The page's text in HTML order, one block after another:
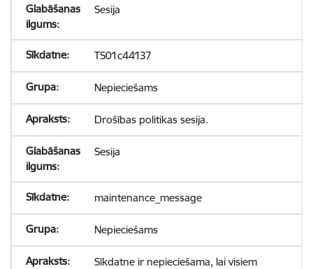
Sesija
TS01c44137
Nepieciešams
Drošības politikas sesija.
Sesija
maintenance_message
Nepieciešams
Sīkdatne ir nepieciešama, lai visiem